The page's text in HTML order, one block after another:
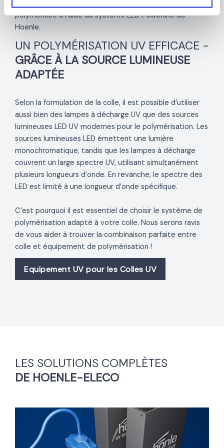
polymérisée à l’aide du système LED Powerline de
Hoenle.
UN POLYMÉRISATION UV EFFICACE -
GRÂCE À LA SOURCE LUMINEUSE
ADAPTÉE
Selon la formulation de la colle, il est possible d’utiliser
aussi bien des lampes à décharge UV que des sources
lumineuses LED UV modernes pour le polymérisation. Les
sources lumineuses LED émettent une lumière
monochromatique, tandis que les lampes à décharge
couvrent un large spectre UV, utilisant simultanément
plusieurs longueurs d’onde. En revanche, le spectre des
LED est limité à une longueur d’onde spécifique.
C’est pourquoi il est essentiel de choisir le système de
polymérisation adapté à votre colle. Nous serons ravis
de vous aider à trouver la combinaison parfaite entre
colle et équipement de polymérisation !
Equipement UV pour les Colles UV
LES SOLUTIONS COMPLÈTES
DE HOENLE-ELECO